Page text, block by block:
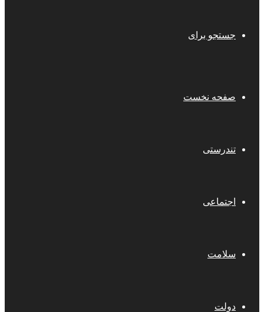
جستجو برای
صفحه نخست
تندرستی
اجتماعی
سلامت
دولت